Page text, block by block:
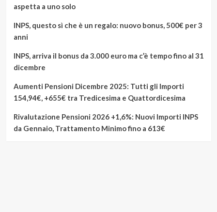
aspetta a uno solo
INPS, questo sì che è un regalo: nuovo bonus, 500€ per 3
anni
INPS, arriva il bonus da 3.000 euro ma c’è tempo fino al 31
dicembre
Aumenti Pensioni Dicembre 2025: Tutti gli Importi
154,94€, +655€ tra Tredicesima e Quattordicesima
Rivalutazione Pensioni 2026 +1,6%: Nuovi Importi INPS
da Gennaio, Trattamento Minimo fino a 613€